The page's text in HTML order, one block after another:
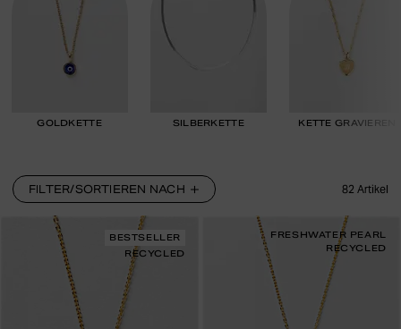
GOLDKETTE SILBERKETTE KETTE GRAVIEREN
FILTER/SORTIEREN NACH 82 Artikel
BESTSELLER
RECYCLED
FRESHWATER PEARL
RECYCLED